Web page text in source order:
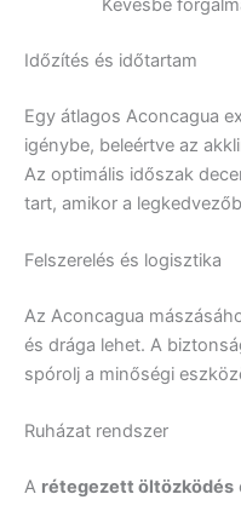
Kevésbé
Időzítés és időtartam
Egy átlagos Aconcagua
igénybe, beleértve az
Az optimális időszak
tart, amikor a
Felszerelés és logisztika
Az Aconcagua
és drága lehet. A
spórolj a minőségi
Ruházat rendszer
A rétegezett öltözködés